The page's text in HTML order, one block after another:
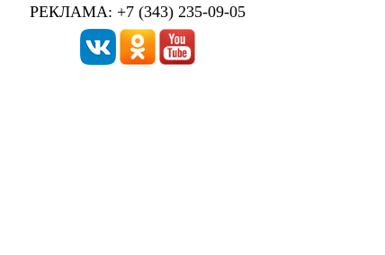
РЕКЛАМА: +7 (343) 235-09-05